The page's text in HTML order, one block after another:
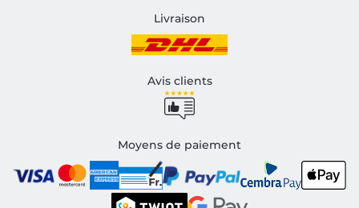
Livraison
Avis clients
Moyens de paiement